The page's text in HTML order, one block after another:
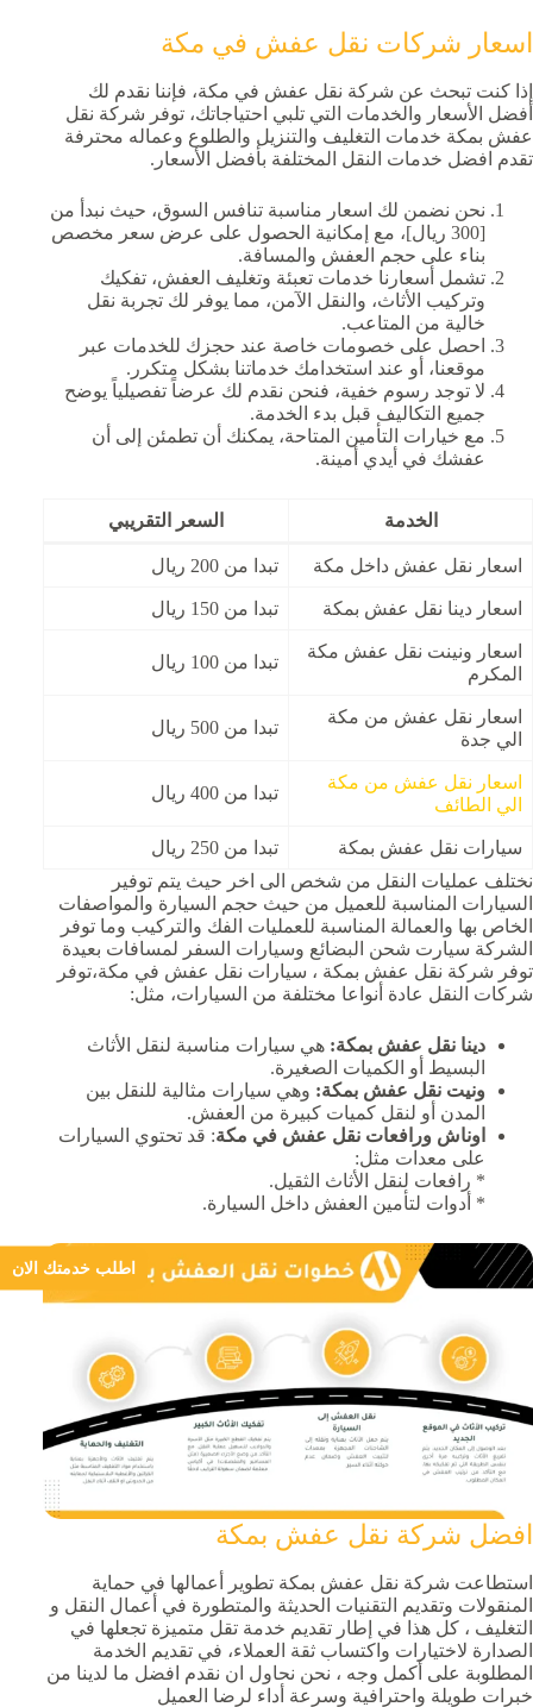
اسعار شركات نقل عفش في مكة
إذا كنت تبحث عن شركة نقل عفش في مكة، فإننا نقدم لك
أفضل الأسعار والخدمات التي تلبي احتياجاتك، توفر شركة نقل
عفش بمكة خدمات التغليف والتنزيل والطلوع وعماله محترفة
تقدم افضل خدمات النقل المختلفة بأفضل الأسعار.
نحن نضمن لك اسعار مناسبة تنافس السوق، حيث نبدأ من
[300 ريال]، مع إمكانية الحصول على عرض سعر مخصص
بناء على حجم العفش والمسافة.
تشمل أسعارنا خدمات تعبئة وتغليف العفش، تفكيك
وتركيب الأثاث، والنقل الآمن، مما يوفر لك تجربة نقل
خالية من المتاعب.
احصل على خصومات خاصة عند حجزك للخدمات عبر
موقعنا، أو عند استخدامك خدماتنا بشكل متكرر.
لا توجد رسوم خفية، فنحن نقدم لك عرضاً تفصيلياً يوضح
جميع التكاليف قبل بدء الخدمة.
مع خيارات التأمين المتاحة، يمكنك أن تطمئن إلى أن
عفشك في أيدي أمينة.
الخدمة السعر التقريبي
اسعار نقل عفش داخل مكة تبدا من 200 ريال
اسعار دينا نقل عفش بمكة تبدا من 150 ريال
اسعار ونينت نقل عفش مكة
المكرم
تبدا من 100 ريال
اسعار نقل عفش من مكة
الي جدة
تبدا من 500 ريال
اسعار نقل عفش من مكة
الي الطائف
تبدا من 400 ريال
سيارات نقل عفش بمكة
تبدا من 250 ريال
نختلف عمليات النقل من شخص الى اخر حيث يتم توفير
السيارات المناسبة للعميل من حيث حجم السيارة والمواصفات
الخاص بها والعمالة المناسبة للعمليات الفك والتركيب وما توفر
الشركة سيارت شحن البضائع وسيارات السفر لمسافات بعيدة
توفر شركة نقل عفش بمكة ، سيارات نقل عفش في مكة،توفر
شركات النقل عادة أنواعا مختلفة من السيارات، مثل:
دينا نقل عفش بمكة: هي سيارات مناسبة لنقل الأثاث
البسيط أو الكميات الصغيرة.
ونيت نقل عفش بمكة: وهي سيارات مثالية للنقل بين
المدن أو لنقل كميات كبيرة من العفش.
اوناش ورافعات نقل عفش في مكة: قد تحتوي السيارات
على معدات مثل:
* رافعات لنقل الأثاث الثقيل.
* أدوات لتأمين العفش داخل السيارة.
افضل شركة نقل عفش بمكة
استطاعت شركة نقل عفش بمكة تطوير أعمالها في حماية
المنقولات وتقديم التقنيات الحديثة والمتطورة في أعمال النقل و
التغليف ، كل هذا في إطار تقديم خدمة تقل متميزة تجعلها في
الصدارة لاختيارات واكتساب ثقة العملاء، في تقديم الخدمة
المطلوبة على أكمل وجه ، نحن نحاول ان نقدم افضل ما لدينا من
خبرات طويلة واحترافية وسرعة أداء لرضا العميل
اطلب خدمتك الان